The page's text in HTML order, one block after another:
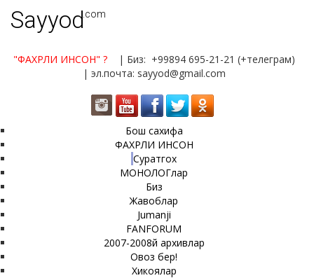
Sayyod.com
"ФАХРЛИ ИНСОН" ?
| Биз: +99894 695-21-21 (+телеграм)
| эл.почта: sayyod@gmail.com
Бош сахифа
ФАХРЛИ ИНСОН
Суратгох
МОНОЛОГлар
Биз
Жавоблар
Jumanji
FANFORUM
2007-2008й архивлар
Овоз бер!
Хикоялар